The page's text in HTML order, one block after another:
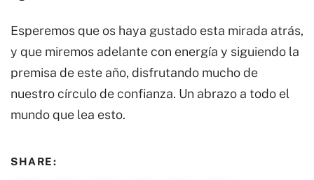
Esperemos que os haya gustado esta mirada atrás,
y que miremos adelante con energía y siguiendo la
premisa de este año, disfrutando mucho de
nuestro círculo de confianza. Un abrazo a todo el
mundo que lea esto.
SHARE: